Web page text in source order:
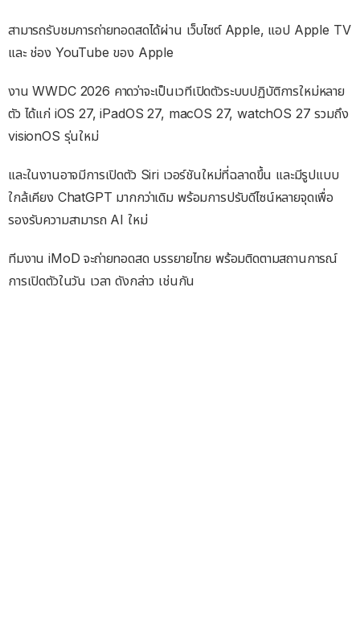
สามารถรับชมการถ่ายทอดสดได้ผ่าน เว็บไซต์ Apple, แอป Apple TV
และ ช่อง YouTube ของ Apple
งาน WWDC 2026 คาดว่าจะเป็นเวทีเปิดตัวระบบปฏิบัติการใหม่หลาย
ตัว ได้แก่ iOS 27, iPadOS 27, macOS 27, watchOS 27 รวมถึง
visionOS รุ่นใหม่
และในงานอาจมีการเปิดตัว Siri เวอร์ชันใหม่ที่ฉลาดขึ้น และมีรูปแบบ
ใกล้เคียง ChatGPT มากกว่าเดิม พร้อมการปรับดีไซน์หลายจุดเพื่อ
รองรับความสามารถ AI ใหม่
ทีมงาน iMoD จะถ่ายทอดสด บรรยายไทย พร้อมติดตามสถานการณ์
การเปิดตัวในวัน เวลา ดังกล่าว เช่นกัน